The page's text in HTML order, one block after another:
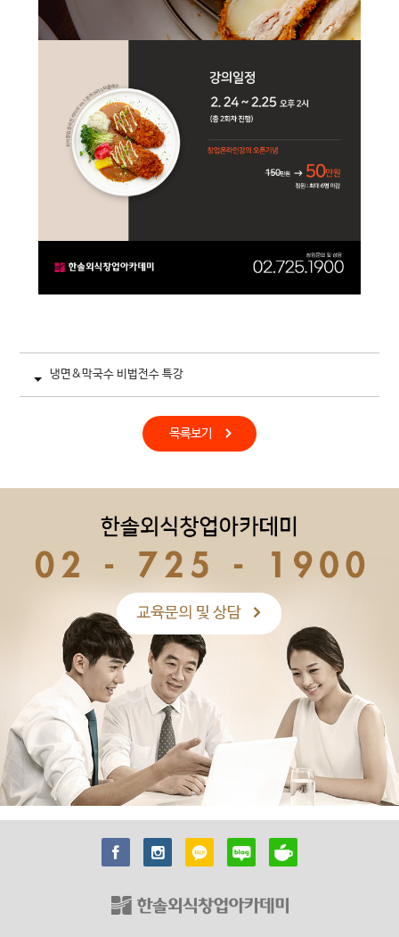
냉면&막국수 비법전수 특강
목록보기